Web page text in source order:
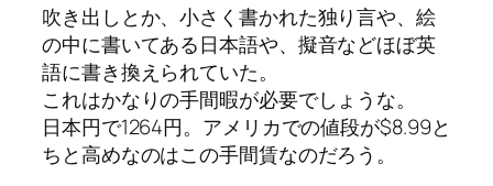
吹き出しとか、小さく書かれた独り言や、絵
の中に書いてある日本語や、擬音などほぼ英
語に書き換えられていた。
これはかなりの手間暇が必要でしょうな。
日本円で1264円。アメリカでの値段が$8.99と
ちと高めなのはこの手間賃なのだろう。